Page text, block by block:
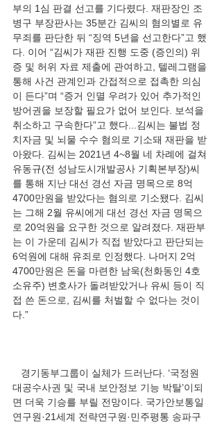
부의 1심 판결 선고를 기다렸다. 재판장인 조
병구 부장판사는 35분간 김씨의 혐의별로 유
무죄를 판단한 뒤 “징역 5년을 선고한다”고 했
다. 이어 “김씨가 재판 진행 도중 (증인의) 위
증 및 허위 자료 제출에 관여하고, 텔레그램을
통해 사건 관계인과 간접적으로 접촉한 의심
이 든다”며 “증거 인멸 우려가 있어 추가적인
방어권을 보장할 필요가 없어 보인다. 보석을
취소하고 구속한다”고 했다...김씨는 불법 정
치자금 및 뇌물 수수 혐의로 기소돼 재판을 받
아왔다. 김씨는 2021년 4~8월 네 차례에 걸쳐
유동규(전 성남도시개발공사 기획본부장)씨
를 통해 지난 대선 경선 자금 명목으로 8억
4700만원을 받았다는 혐의로 기소됐다. 김씨
는 그해 2월 유씨에게 대선 경선 자금 명목으
로 20억원을 요구한 것으로 알려졌다. 재판부
는 이 가운데 김씨가 직접 받았다고 판단되는
6억원에 대해 유죄로 인정했다. 나머지 2억
4700만원은 돈을 마련한 남욱(천화동인 4호
소유주) 변호사가 돌려받았거나 유씨 등이 직
접 쓴 돈으로, 김씨를 처벌할 수 없다는 것이
대공수사권 및 국내 보안정보 기능 박탈’이되
면 더욱 기승를 부릴 전망이다. 국가안보통일
연구원·21세계 전략연구원·민주평통 송파구